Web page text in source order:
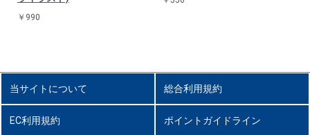
￥990
当サイトについて 総合利用規約
EC利用規約 ポイントガイドライン